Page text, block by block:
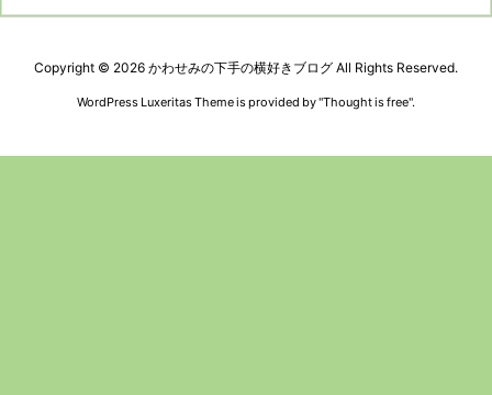
Copyright © 2026 かわせみの下手の横好きブログ All Rights Reserved.
WordPress Luxeritas Theme is provided by "Thought is free".